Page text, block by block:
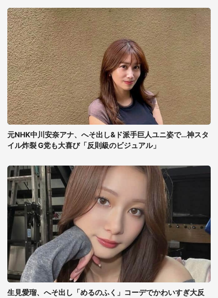
元NHK中川安奈アナ、へそ出し&ド派手巨人ユニ姿で...神スタ
イル炸裂 G党も大喜び「反則級のビジュアル」
生見愛瑠、へそ出し「めるのふく」コーデでかわいすぎ大反